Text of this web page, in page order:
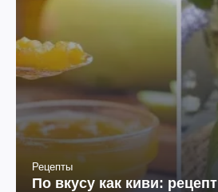
Рецепты
По вкусу как киви: